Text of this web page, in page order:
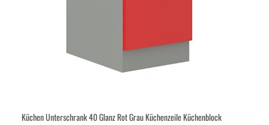
Küchen Unterschrank 40 Glanz Rot Grau Küchenzeile Küchenblock